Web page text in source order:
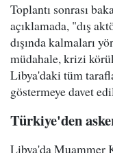
Toplantı sonrası
açıklamada, "dış
dışında kalmaları
müdahale, krizi
Libya'daki tüm
göstermeye davet
Türkiye'den
Libya'da Muammer